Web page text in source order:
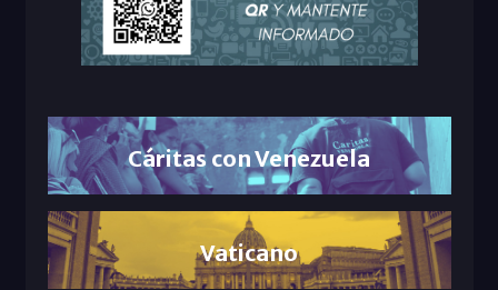
Cáritas con Venezuela
Vaticano